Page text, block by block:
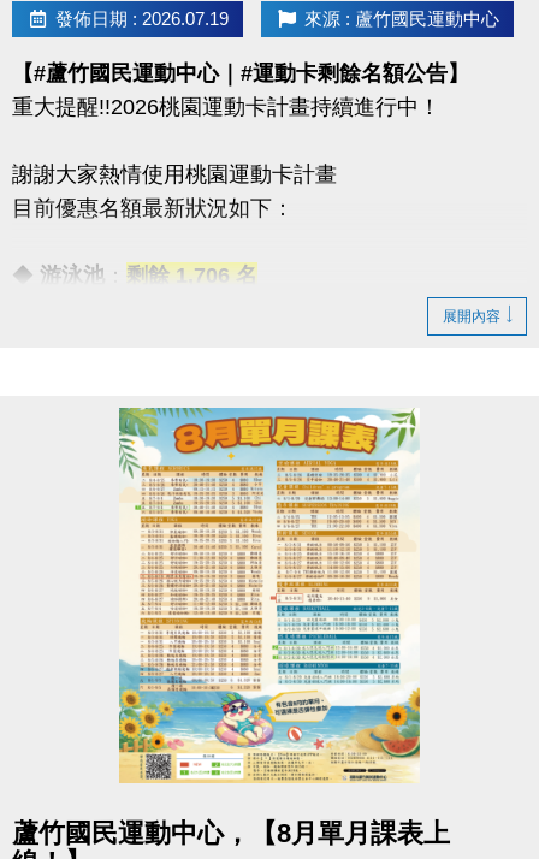
08/30 #前 本期臨櫃報名
．◆* 有 #加碼優惠 喔 ◆*．
同一人報名三門以上 → 88折優惠
連絡資訊
https://www.lzsports.com.tw/zh_TW/news/pageID/1/
發佈日期 : 2026.07.19 來源 : 蘆竹國民運動中心
【#蘆竹國民運動中心｜#運動卡剩餘名額公告】
重大提醒!!2026桃園運動卡計畫持續進行中！
謝謝大家熱情使用桃園運動卡計畫
目前優惠名額最新狀況如下：
◆ 游泳池 ： 剩餘 1,706 名
歡迎持續關注蘆竹國民運動中心，掌握最新優惠與活
-洽詢專線：03-2639066 #112
-官網 :
https://www.lzsports.com.tw/zh_TW/news/pageID/1/
-FB : 桃園市蘆竹國民運動中心
-IG : @luzhusports
展開內容
蘆竹國民運動中心，【8月單月課表上